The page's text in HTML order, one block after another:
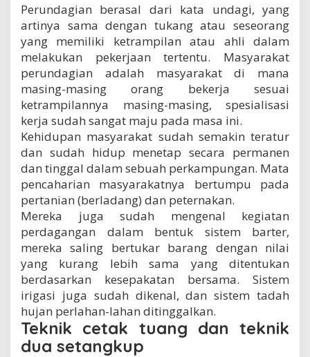
e
u
n
d
a
g
a
n
Perundagian berasal dari kata undagi, yang
artinya sama dengan tukang atau seseorang
yang memiliki ketrampilan atau ahli dalam
melakukan pekerjaan tertentu. Masyarakat
perundagian adalah masyarakat di mana
masing-masing orang bekerja sesuai
ketrampilannya masing-masing, spesialisasi
kerja sudah sangat maju pada masa ini.
Kehidupan masyarakat sudah semakin teratur
dan sudah hidup menetap secara permanen
dan tinggal dalam sebuah perkampungan. Mata
pencaharian masyarakatnya bertumpu pada
pertanian (berladang) dan peternakan.
Mereka juga sudah mengenal kegiatan
perdagangan dalam bentuk sistem barter,
mereka saling bertukar barang dengan nilai
yang kurang lebih sama yang ditentukan
berdasarkan kesepakatan bersama. Sistem
irigasi juga sudah dikenal, dan sistem tadah
hujan perlahan-lahan ditinggalkan.
Teknik cetak tuang dan teknik
dua setangkup